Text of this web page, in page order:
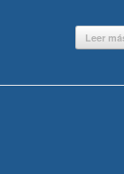
Leer